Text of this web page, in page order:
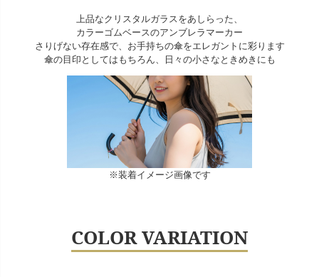
上品なクリスタルガラスをあしらった、
カラーゴムベースのアンブレラマーカー
さりげない存在感で、お手持ちの傘をエレガントに彩ります
傘の目印としてはもちろん、日々の小さなときめきにも
※装着イメージ画像です
COLOR VARIATION